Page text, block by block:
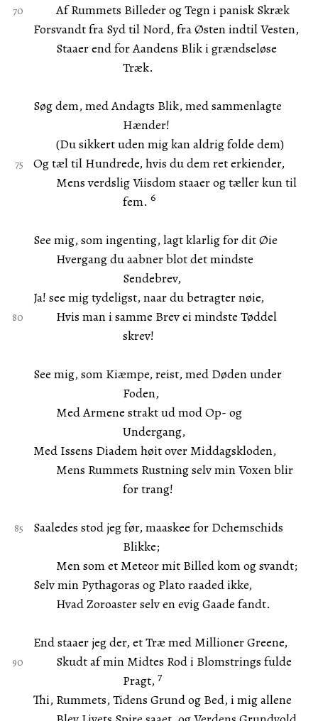
Af Rummets Billeder og Tegn i panisk Skræk
Forsvandt fra Syd til Nord, fra Østen indtil Vesten,
Staaer end for Aandens Blik i grændseløse
Træk.
Søg dem, med Andagts Blik, med sammenlagte
Hænder!
(Du sikkert uden mig kan aldrig folde dem)
Og tæl til Hundrede, hvis du dem ret erkiender,
Mens verdslig Viisdom staaer og tæller kun til
fem. 6
See mig, som ingenting, lagt klarlig for dit Øie
Hvergang du aabner blot det mindste
Sendebrev,
Ja! see mig tydeligst, naar du betragter nøie,
Hvis man i samme Brev ei mindste Tøddel
skrev!
See mig, som Kiæmpe, reist, med Døden under
Foden,
Med Armene strakt ud mod Op- og
Undergang,
Med Issens Diadem høit over Middagskloden,
Mens Rummets Rustning selv min Voxen blir
for trang!
Saaledes stod jeg før, maaskee for Dchemschids
Blikke;
Men som et Meteor mit Billed kom og svandt;
Selv min Pythagoras og Plato raaded ikke,
Hvad Zoroaster selv en evig Gaade fandt.
End staaer jeg der, et Træ med Millioner Greene,
Skudt af min Midtes Rod i Blomstrings fulde
Pragt, 7
Thi, Rummets, Tidens Grund og Bed, i mig allene